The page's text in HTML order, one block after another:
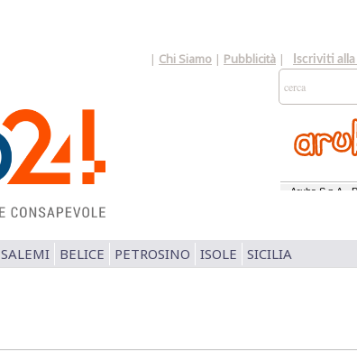
| Chi Siamo | Pubblicità | Iscriviti
SALEMI BELICE PETROSINO ISOLE SICILIA